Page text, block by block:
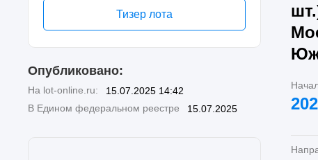
Тизер лота
Опубликовано:
На lot-online.ru:
15.07.2025 14:42
В Едином федеральном реестре
15.07.2025